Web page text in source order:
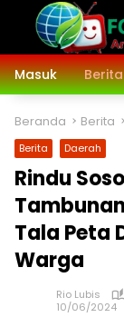
Langsung
konten
Masuk
Berita
Beranda Berita
Berita Daerah
Rindu
Tala Peta
Warga
Rio Lubis
10/06/2024